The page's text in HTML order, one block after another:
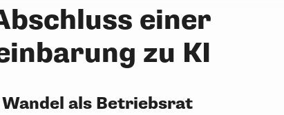
einer
zu KI
als Betriebsrat